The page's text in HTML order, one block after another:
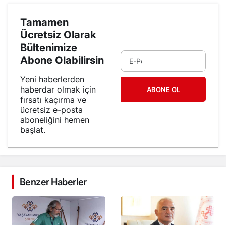
Tamamen
Ücretsiz Olarak
Bültenimize
Abone Olabilirsin
Yeni haberlerden
haberdar olmak için
fırsatı kaçırma ve
ücretsiz e-posta
aboneliğini hemen
başlat.
ABONE OL
Benzer Haberler